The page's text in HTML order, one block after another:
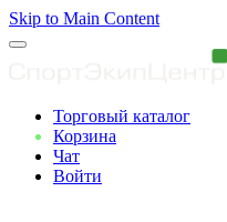
Skip to Main Content
Торговый каталог
Корзина
Чат
Войти